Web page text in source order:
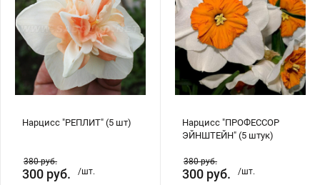
Нарцисс "РЕПЛИТ" (5 шт)
380руб.
300 руб.
/шт.
Нарцисс "ПРОФЕССОР
ЭЙНШТЕЙН" (5 штук)
380руб.
300 руб.
/шт.